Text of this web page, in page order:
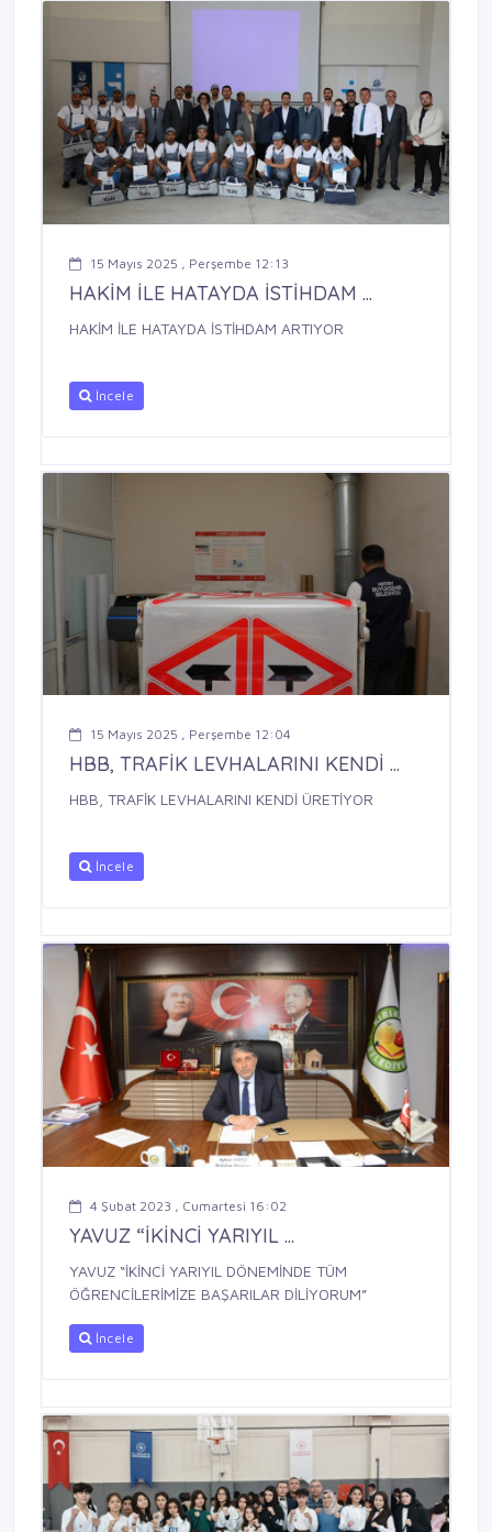
15 Mayıs 2025 , Perşembe 12:13
HAKİM İLE HATAYDA İSTİHDAM ...
HAKİM İLE HATAYDA İSTİHDAM ARTIYOR
İncele
15 Mayıs 2025 , Perşembe 12:04
HBB, TRAFİK LEVHALARINI KENDİ ...
HBB, TRAFİK LEVHALARINI KENDİ ÜRETİYOR
İncele
4 Şubat 2023 , Cumartesi 16:02
YAVUZ “İKİNCİ YARIYIL ...
YAVUZ “İKİNCİ YARIYIL DÖNEMİNDE TÜM
ÖĞRENCİLERİMİZE BAŞARILAR DİLİYORUM”
İncele